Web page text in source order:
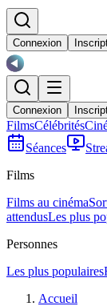
Connexion
Connexion
FilmsCélébrités
Séances
Films
Films au cinéma
attendusLes plus
Personnes
Les plus populaires
Accueil